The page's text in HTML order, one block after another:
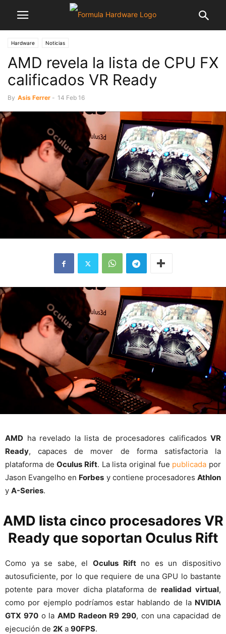
Hardware Noticias
AMD revela la lista de CPU FX
calificados VR Ready
By Asis Ferrer - 14 Feb 16
AMD ha revelado la lista de procesadores calificados VR
Ready, capaces de mover de forma satisfactoria la
plataforma deOculus Rift. La lista original fue publicada por
Jason Evangelho en Forbes y contiene procesadoresAthlon
y A-Series.
AMD lista cinco procesadores VR
Ready que soportan Oculus Rift
Como ya se sabe, el Oculus Riftno es un dispositivo
autosuficiente, por lo que requiere de una GPU lo bastante
potente para mover dicha plataforma derealidad virtual,
como por ejemplo podríamos estar hablando de la NVIDIA
GTX 970o laAMD Radeon R9 290, con una capacidad de
ejecución de 2K a 90FPS.